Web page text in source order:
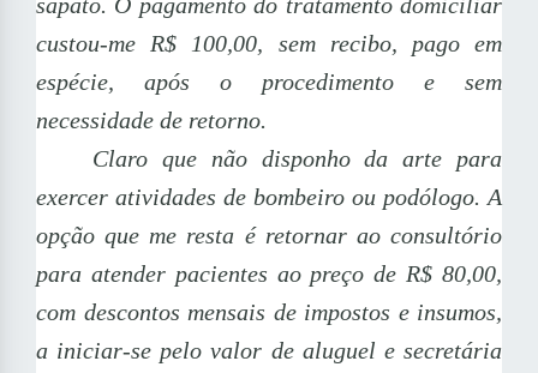
custou-me R$ 100,00, sem recibo, pago em
espécie, após o procedimento e sem
necessidade de retorno.
Claro que não disponho da arte para
exercer atividades de bombeiro ou podólogo. A
opção que me resta é retornar ao consultório
para atender pacientes ao preço de R$ 80,00,
com descontos mensais de impostos e insumos,
a iniciar-se pelo valor de aluguel e secretária